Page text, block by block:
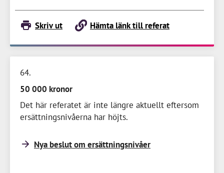
Skriv ut Hämta länk till referat
64
50 000 kronor
Det här referatet är inte längre aktuellt eftersom
ersättningsnivåerna har höjts.
Nya beslut om ersättningsnivåer